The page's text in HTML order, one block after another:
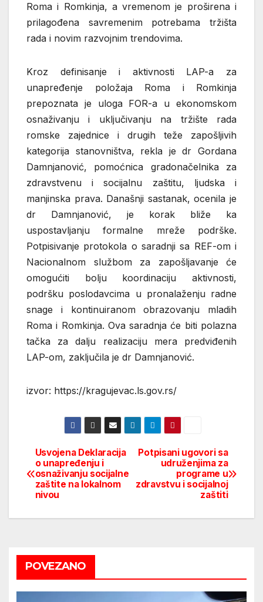
Roma i Romkinja, a vremenom je proširena i
prilagođena savremenim potrebama tržišta
rada i novim razvojnim trendovima.
Kroz definisanje i aktivnosti LAP-a za
unapređenje položaja Roma i Romkinja
prepoznata je uloga FOR-a u ekonomskom
osnaživanju i uključivanju na tržište rada
romske zajednice i drugih teže zapošljivih
kategorija stanovništva, rekla je dr Gordana
Damnjanović, pomoćnica gradonačelnika za
zdravstvenu i socijalnu zaštitu, ljudska i
manjinska prava. Današnji sastanak, ocenila je
dr Damnjanović, je korak bliže ka
uspostavljanju formalne mreže podrške.
Potpisivanje protokola o saradnji sa REF-om i
Nacionalnom službom za zapošljavanje će
omogućiti bolju koordinaciju aktivnosti,
podršku poslodavcima u pronalaženju radne
snage i kontinuiranom obrazovanju mladih
Roma i Romkinja. Ova saradnja će biti polazna
tačka za dalju realizaciju mera predviđenih
LAP-om, zaključila je dr Damnjanović.
izvor: https://kragujevac.ls.gov.rs/
Post
navigation
Potpisani ugovori sa
udruženjima za
programe u
zdravstvu i socijalnoj
zaštiti
Usvojena Deklaracija
o unapređenju i
osnaživanju socijalne
zaštite na lokalnom
nivou
POVEZANO